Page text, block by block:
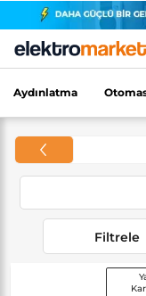
Aydınlatma
Filtrele